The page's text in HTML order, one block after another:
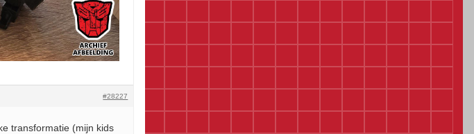
#28227
transformatie (mijn kids